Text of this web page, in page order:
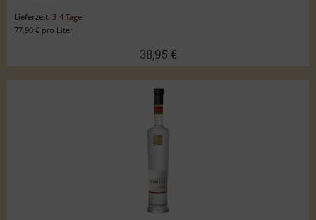
Lieferzeit: 3-4 Tage
77,90 € pro Liter
38,95 €